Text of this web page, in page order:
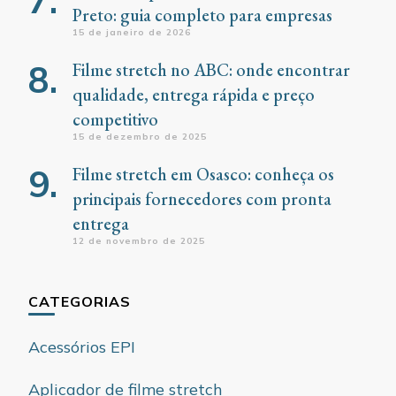
Preto: guia completo para empresas
15 de janeiro de 2026
Filme stretch no ABC: onde encontrar
qualidade, entrega rápida e preço
competitivo
15 de dezembro de 2025
Filme stretch em Osasco: conheça os
principais fornecedores com pronta
entrega
12 de novembro de 2025
CATEGORIAS
Acessórios EPI
Aplicador de filme stretch